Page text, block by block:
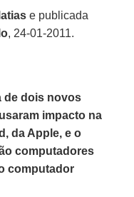
e publicada
, 24-01-2011.
de dois novos
impacto na
da Apple, e o
computadores
computador